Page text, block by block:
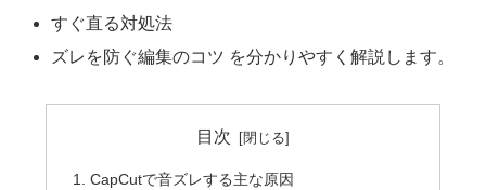
すぐ直る対処法
ズレを防ぐ編集のコツ を分かりやすく解説します。
目次
CapCutで音ズレする主な原因